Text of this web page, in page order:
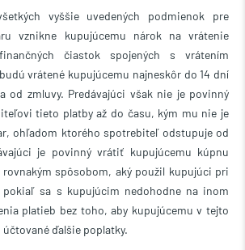
vyššie uvedených podmienok pre
vznikne kupujúcemu nárok na vrátenie
čiastok spojených s vrátením
vrátené kupujúcemu najneskôr do 14 dní
od zmluvy. Predávajúci však nie je povinný
tieto platby až do času, kým mu nie je
ohľadom ktorého spotrebiteľ odstupuje od
je povinný vrátiť kupujúcemu kúpnu
rovnakým spôsobom, aký použil kupujúci pri
pokiaľ sa s kupujúcim nedohodne na inom
platieb bez toho, aby kupujúcemu v tejto
ďalšie poplatky.